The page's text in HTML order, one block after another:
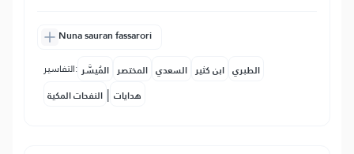
Nuna sauran fassarori
التفاسير: المُيسَّر المختصر السعدي ابن كثير الطبري
النفحات المكية | هدايات